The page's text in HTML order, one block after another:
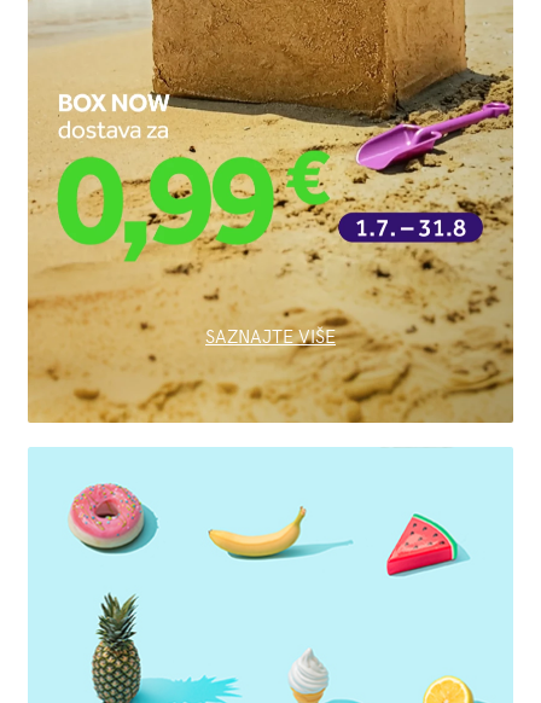
SAZNAJTE VIŠE